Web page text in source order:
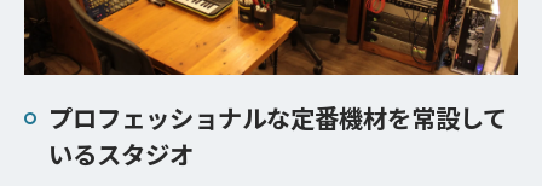
プロフェッショナルな定番機材を常設して
いるスタジオ